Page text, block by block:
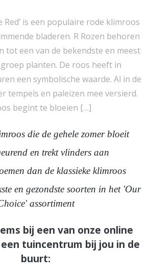
Red’ is een populaire rode klimroos
bladeren. R Rozen behoren
tot een van de bekendste en meest
planten. De roos heeft in
een symbolische waarde. Al in de
tempels en paleizen mee versierd.
begint te bloeien […]
die de gehele zomer bloeit
en trekt vlinders aan
dan de klassieke klimroos
en gezondste soorten in het 'Our
assortiment
bij een van onze online
tuincentrum bij jou in de
buurt: